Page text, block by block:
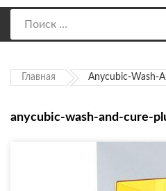
Главная Anycubic-Wash-
anycubic-wash-and-cure-